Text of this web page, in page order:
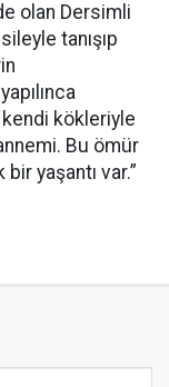
olan Dersimli
tanışıp
kökleriyle
Bu ömür
yaşantı var.”